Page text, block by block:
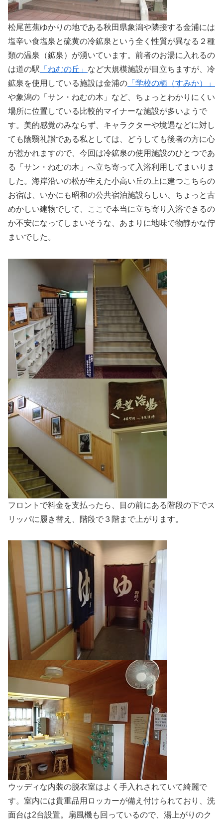
松尾芭蕉ゆかりの地である秋田県象潟や隣接する金浦には
塩辛い食塩泉と硫黄の冷鉱泉という全く性質が異なる２種
類の温泉（鉱泉）が湧いています。前者のお湯に入れるの
は道の駅 「ねむの丘」 など大規模施設が目立ちますが、冷
鉱泉を使用している施設は金浦の 「学校の栖（すみか）」
や象潟の「サン・ねむの木」など、ちょっとわかりにくい
場所に位置している比較的マイナーな施設が多いようで
す。美的感覚のみならず、キャラクターや境遇などに対し
ても陰翳礼讃である私としては、どうしても後者の方に心
が惹かれますので、今回は冷鉱泉の使用施設のひとつであ
る「サン・ねむの木」へ立ち寄って入浴利用してまいりま
した。海岸沿いの松が生えた小高い丘の上に建つこちらの
お宿は、いかにも昭和の公共宿泊施設らしい、ちょっと古
めかしい建物でして、ここで本当に立ち寄り入浴できるの
か不安になってしまいそうな、あまりに地味で物静かな佇
まいでした。
フロントで料金を支払ったら、目の前にある階段の下でス
リッパに履き替え、階段で３階まで上がります。
ウッディな内装の脱衣室はよく手入れされていて綺麗で
す。室内には貴重品用ロッカーが備え付けられており、洗
面台は2台設置。扇風機も回っているので、湯上がりのク